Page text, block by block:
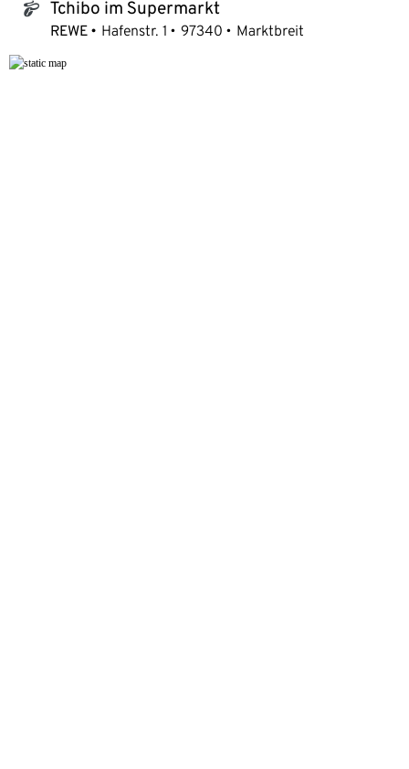
tchibo_logo Tchibo im Supermarkt
REWE Hafenstr. 1 97340 Marktbreit